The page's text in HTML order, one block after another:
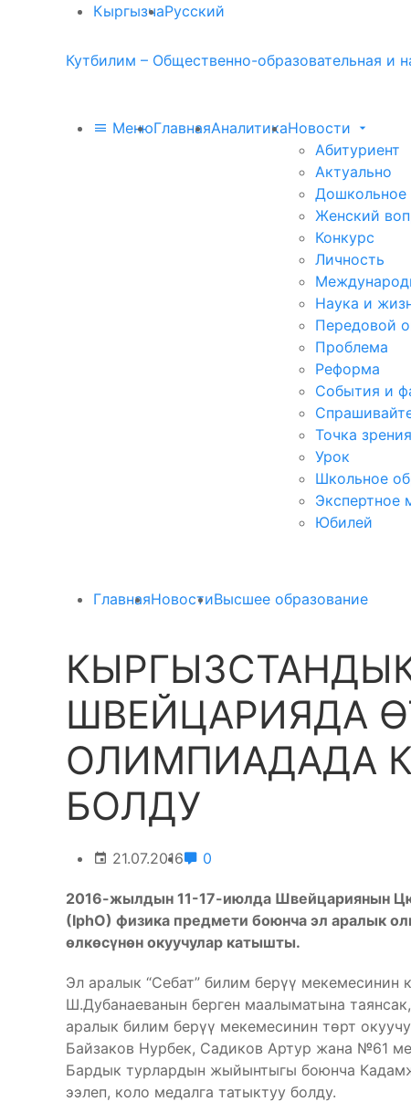
КыргызчаРусский
Кутбилим – Общественно-образовательная и
МенюГлавнаяАналитикаНовости
Абитуриент
Актуально
Дошкольное
Женский
Конкурс
Личность
Наука и
Передовой
Проблема
Реформа
События и
Точка зрения
Урок
Школьное
Экспертное
Юбилей
ГлавнаяНовостиВысшее образование
ШВЕЙЦАРИЯДА
ОЛИМПИАДАДА
БОЛДУ
21.07.2016 0
2016-жылдын 11-17-июлда Швейцариянын
(IphO) физика предмети боюнча эл аралык
өлкөсүнөн окуучулар катышты.
Эл аралык “Себат” билим берүү
Ш.Дубанаеванын берген маалыматына
аралык билим берүү мекемесинин төрт
Байзаков Нурбек, Садиков Артур жана №61
Бардык турлардын жыйынтыгы боюнча
ээлеп, коло медалга татыктуу болду.